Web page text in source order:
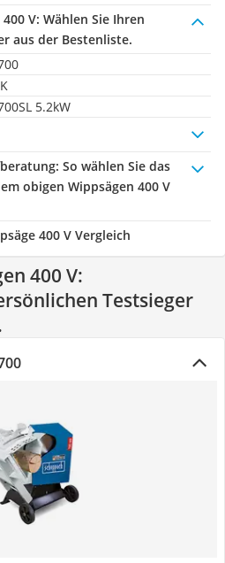
V: Wählen Sie Ihren
aus der Bestenliste.
5.2kW
: So wählen Sie das
obigen Wippsägen 400 V
400 V Vergleich
400 V:
Testsieger